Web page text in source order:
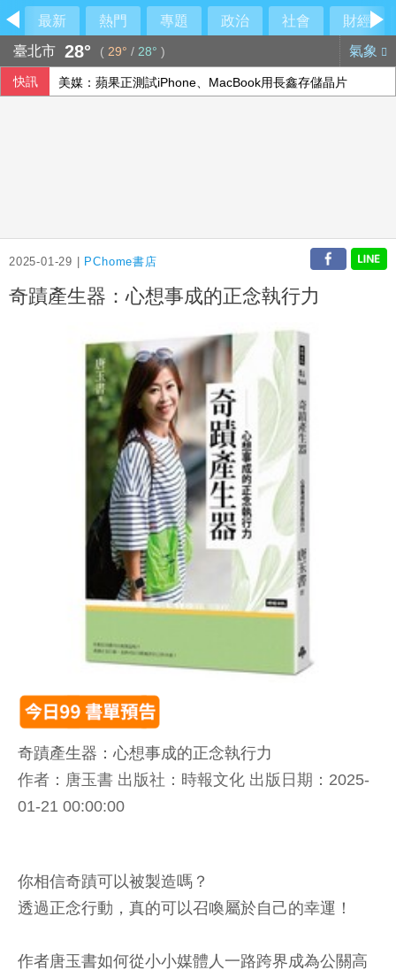
最新 熱門 專題 政治 社會
財經
臺北市 28° ( 29° / 28° ) 氣象
快訊 美媒：蘋果正測試iPhone、MacBook用長鑫存儲晶片
2025-01-29 | PChome書店
奇蹟產生器：心想事成的正念執行力
奇蹟產生器：心想事成的正念執行力
作者：唐玉書 出版社：時報文化 出版日期：2025-
01-21 00:00:00
你相信奇蹟可以被製造嗎？
透過正念行動，真的可以召喚屬於自己的幸運！
作者唐玉書如何從小小媒體人一路跨界成為公關高